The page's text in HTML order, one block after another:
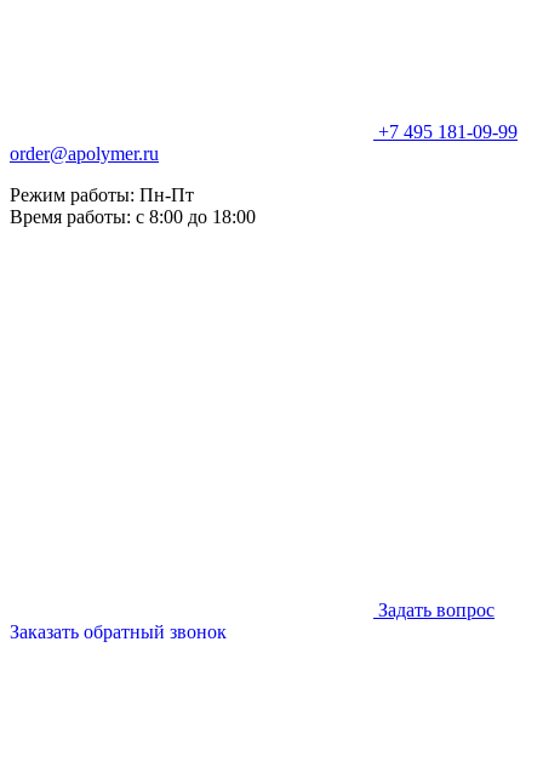
+7 495 181-09-99
order@apolymer.ru
Режим работы: Пн-Пт
Время работы: с 8:00 до 18:00
Задать вопрос
Заказать обратный звонок